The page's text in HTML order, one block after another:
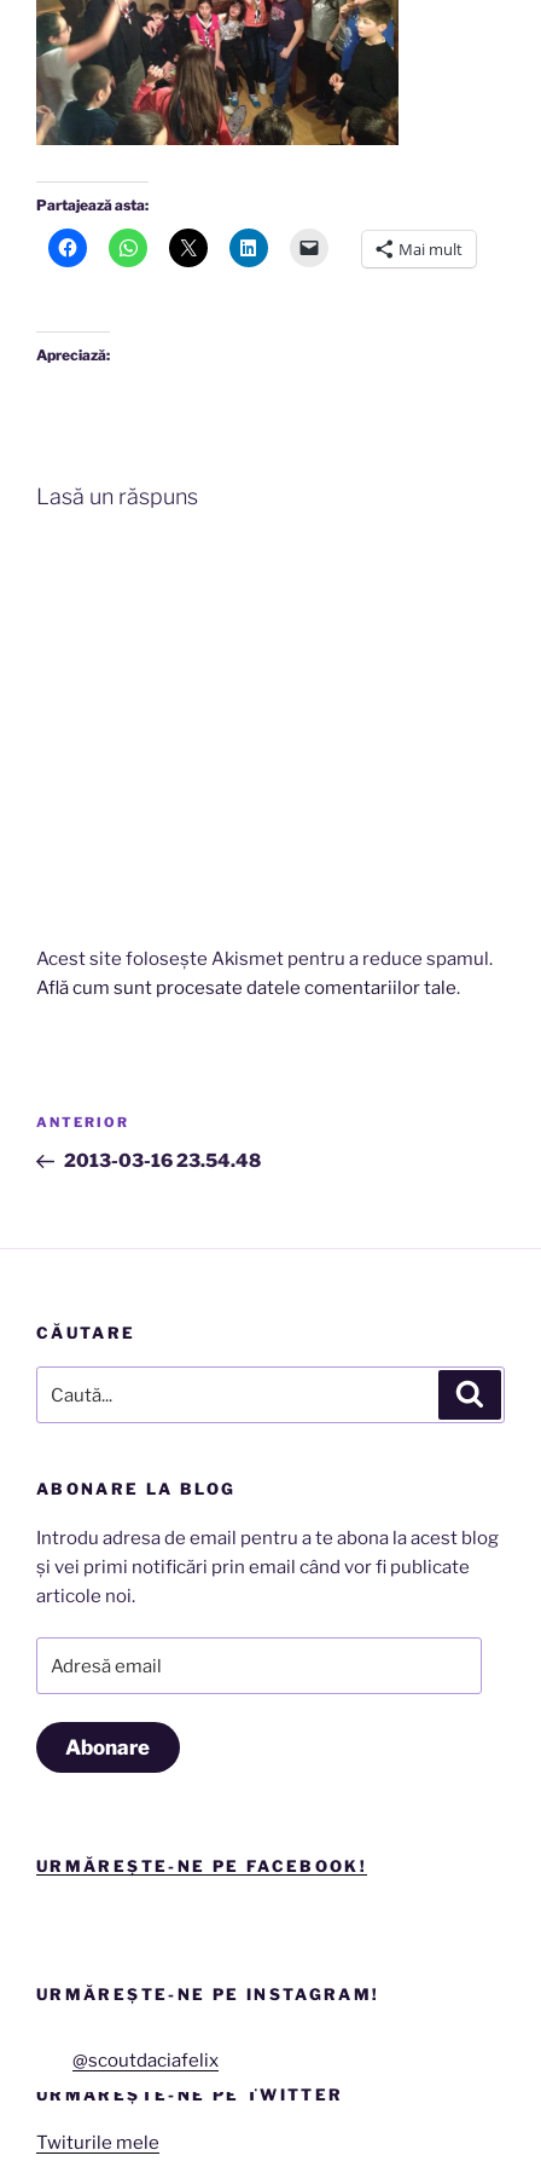
Partajează asta:
Mai mult
Apreciază:
Lasă un răspuns
Acest site folosește Akismet pentru a reduce spamul.
Află cum sunt procesate datele comentariilor tale.
Navigare
articole
Articolul
anterior
ANTERIOR
2013-03-16 23.54.48
CĂUTARE
după:
ABONARE LA BLOG
Introdu adresa de email pentru a te abona la acest blog
și vei primi notificări prin email când vor fi publicate
articole noi.
Abonare
URMĂREȘTE-NE PE FACEBOOK!
URMĂREȘTE-NE PE INSTAGRAM!
@scoutdaciafelix
URMĂREȘTE-NE PE TWITTER
Twiturile mele